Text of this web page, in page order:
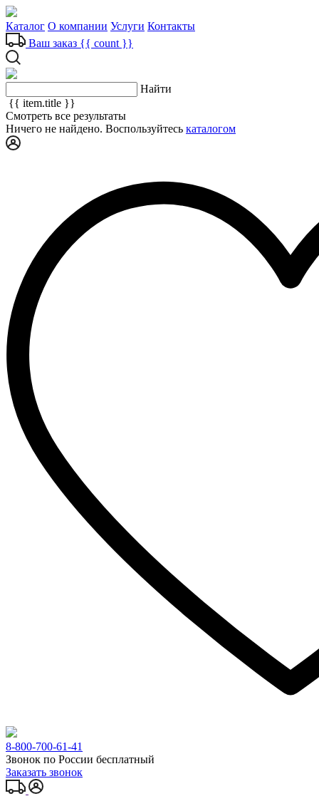
Каталог О компании Услуги Контакты
Ваш заказ {{ count }}
Найти
{{ item.title }}
Смотреть все результаты
Ничего не найдено. Воспользуйтесь каталогом
8-800-700-61-41
Звонок по России бесплатный
Заказать звонок